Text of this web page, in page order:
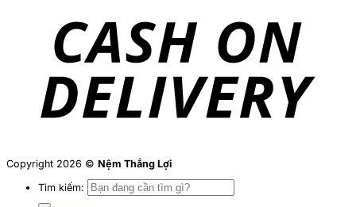
Copyright 2026 © Nệm Thắng Lợi
Tìm kiếm: